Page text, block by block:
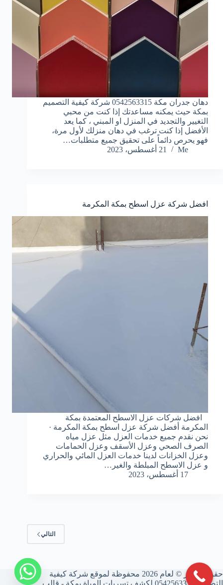
دهان جدران مكة 0542563315 شركة كيفية التصميم
بمكة حيث يمكنه مساعدتك إذا كنت من محبي
التغيير والتجديد في المنزل او المبني ، كما يعد
الأفضل إذا كنت ترغب في دهان منزلك لأول مرة،
فهو يحرص دائماً على تحقيق جميع متطلبات…
Me
21 أغسطس، 2023
افضل شركة عزل اسطح بمكة المكرمة
افضل شركات عزل الاسطح المعتمدة بمكة
المكرمة أفضل شركة عزل اسطح بمكة المكرمة ·
نحن نقدم جميع خدمات العزل مثل عزل مياه
الصرف الصحي وعزل الأسقف وعزل الحمامات
وعزل الخزانات لدينا خدمات العزل المائي والحراري
و عزل الاسطح المبلطة والغير…
17 أغسطس، 2023
التالي
حقوق النشر © لعام 2026 محفوظة لموقع شركة كيفية